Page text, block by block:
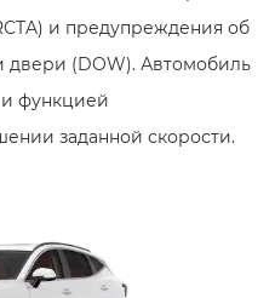
и предупреждения об
двери (DOW). Автомобиль
функцией
заданной скорости.